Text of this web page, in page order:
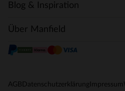
Blog & Inspiration
Über Manfield
AGB Datenschutzerklärung Impressum